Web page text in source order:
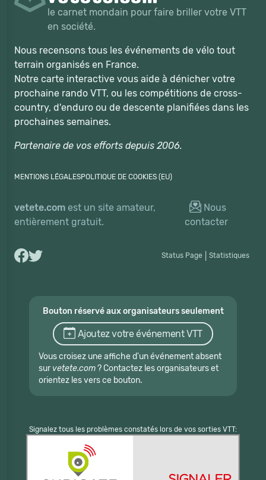
le carnet mondain pour faire briller votre VTT
en société.
Nous recensons tous les événements de vélo tout
terrain organisés en France.
Notre carte interactive vous aide à dénicher votre
prochaine rando VTT, ou les compétitions de cross-
country, d'enduro ou de descente planifiées dans les
prochaines semaines.
Partenaire de vos efforts depuis 2006.
MENTIONS LÉGALESPOLITIQUE DE COOKIES (EU)
vetete.com est un site amateur,
entièrement gratuit.
Nous
contacter
Status Page Statistiques
Bouton réservé aux organisateurs seulement
Ajoutez votre événement VTT
Vous croisez une affiche d'un événement absent
sur vetete.com? Contactez les organisateurs et
orientez les vers ce bouton.
Signalez tous les problèmes constatés lors de vos sorties VTT: